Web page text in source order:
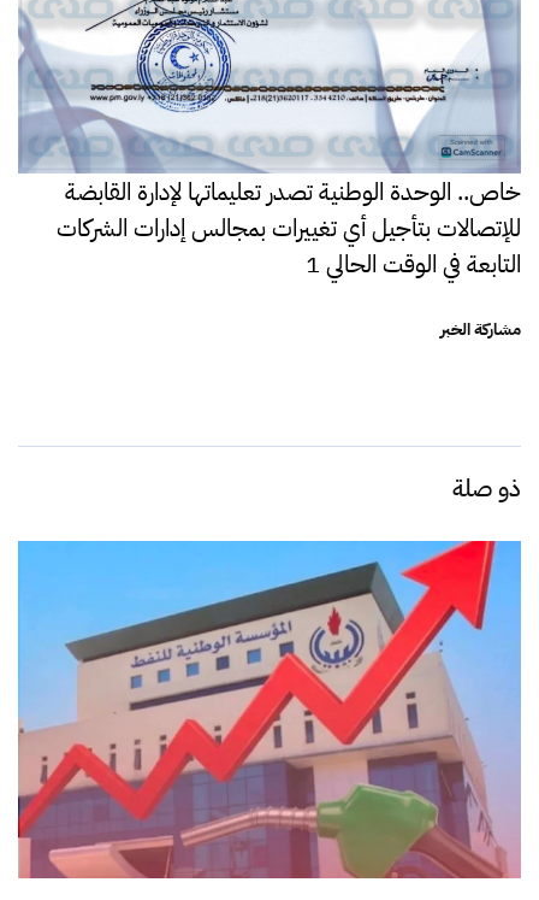
خاص.. الوحدة الوطنية تصدر تعليماتها لإدارة القابضة
للإتصالات بتأجيل أي تغييرات بمجالس إدارات الشركات
التابعة في الوقت الحالي 1
مشاركة الخبر
ذو صلة